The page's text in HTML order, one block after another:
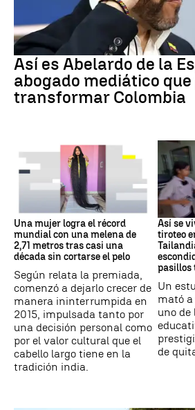
Colombia
Así es Abelardo de la
abogado mediático
transformar Colombia
RÉCORD GUINNESS
Una mujer logra el récord
mundial con una melena de
2,71 metros tras casi una
década sin cortarse el pelo
Según relata la premiada,
comenzó a dejarlo crecer de
manera ininterrumpida en
2015, impulsada tanto por
una decisión personal como
por el valor cultural que el
cabello largo tiene en la
tradición india.
Tiroteo
Así se
tiroteo
pasillos
Un
mató
uno de
de